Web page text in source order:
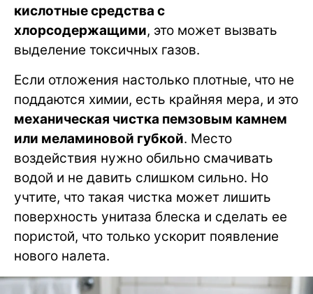
кислотные средства с
хлорсодержащими, это может вызвать
выделение токсичных газов.
Если отложения настолько плотные, что не
поддаются химии, есть крайняя мера, и это
механическая чистка пемзовым камнем
или меламиновой губкой. Место
воздействия нужно обильно смачивать
водой и не давить слишком сильно. Но
учтите, что такая чистка может лишить
поверхность унитаза блеска и сделать ее
пористой, что только ускорит появление
нового налета.